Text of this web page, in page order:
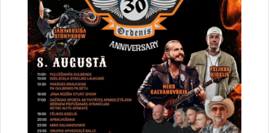
gads
2026.
Neapbūvētas zemes vienības daļas
iznomāšana nekustamajā īpašumā
Viestura ielā 43A, Gulbenē. Pieteikšanās
uz nomu līdz 2026. gada 11. jūnijam